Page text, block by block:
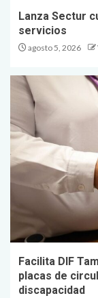
Lanza Sectur
servicios
agosto 5, 2026
Facilita DIF
placas de
discapacidad